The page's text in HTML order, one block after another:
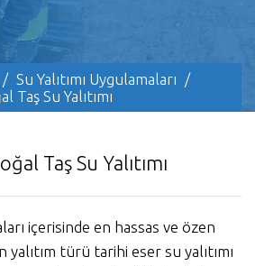
/ Su Yalıtımı Uygulamaları /
Taş Su Yalıtımı
Taş Su Yalıtımı
içerisinde en hassas ve özen
türü tarihi eser su yalıtımı